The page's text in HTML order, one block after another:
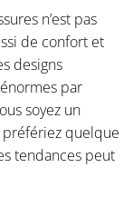
n’est pas
de confort et
designs
par
soyez un
quelque
tendances peut